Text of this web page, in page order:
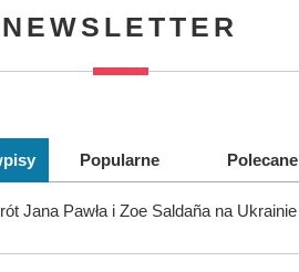
NEWSLETTER
Popularne Polecane
Jana Pawła i Zoe Saldaña na Ukrainie